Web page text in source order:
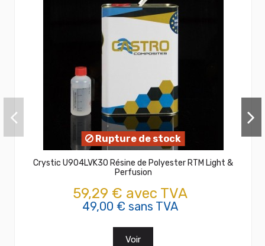
Rupture de stock
Crystic U904LVK30 Résine de Polyester RTM Light &
Perfusion
59,29 € avec TVA
49,00 € sans TVA
Voir